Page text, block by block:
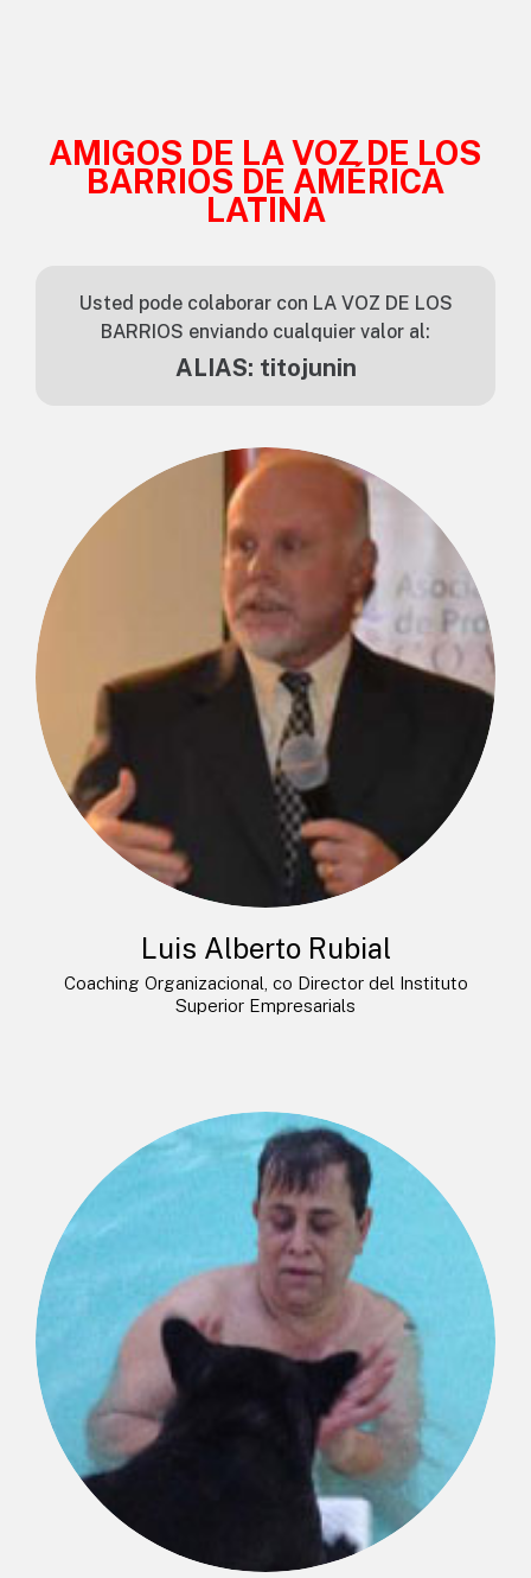
AMIGOS DE LA VOZ DE LOS
BARRIOS DE AMÉRICA
LATINA
Usted pode colaborar con LA VOZ DE LOS
BARRIOS enviando cualquier valor al:
ALIAS: titojunin
Luis Alberto Rubial
Coaching Organizacional, co Director del Instituto
Superior Empresarials